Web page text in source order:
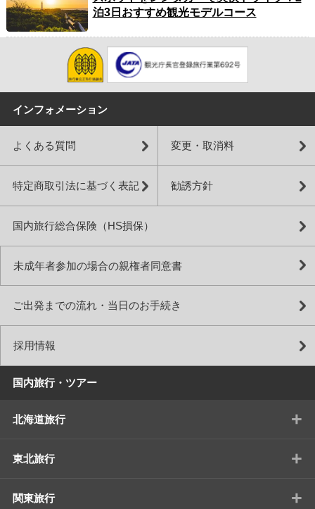
泊3日おすすめ観光モデルコース
インフォメーション
よくある質問 変更・取消料
特定商取引法に基づく表記 勧誘方針
国内旅行総合保険（HS損保）
未成年者参加の場合の親権者同意書
ご出発までの流れ・当日のお手続き
採用情報
国内旅行・ツアー
北海道旅行 +
東北旅行 +
関東旅行 +